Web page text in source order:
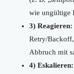
wie ungültige
3) Reagieren:
Retry/
Abbruch mit
4) Eskalieren: